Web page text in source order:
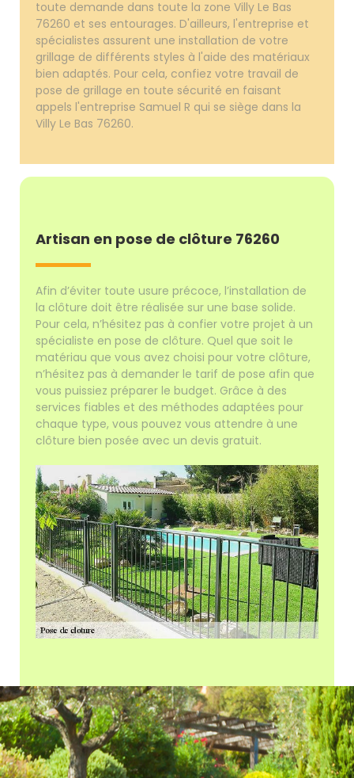
toute demande dans toute la zone Villy Le Bas
76260 et ses entourages. D'ailleurs, l'entreprise et
spécialistes assurent une installation de votre
grillage de différents styles à l'aide des matériaux
bien adaptés. Pour cela, confiez votre travail de
pose de grillage en toute sécurité en faisant
appels l'entreprise Samuel R qui se siège dans la
Villy Le Bas 76260.
Artisan en pose de clôture 76260
Afin d’éviter toute usure précoce, l’installation de
la clôture doit être réalisée sur une base solide.
Pour cela, n’hésitez pas à confier votre projet à un
spécialiste en pose de clôture. Quel que soit le
matériau que vous avez choisi pour votre clôture,
n’hésitez pas à demander le tarif de pose afin que
vous puissiez préparer le budget. Grâce à des
services fiables et des méthodes adaptées pour
chaque type, vous pouvez vous attendre à une
clôture bien posée avec un devis gratuit.